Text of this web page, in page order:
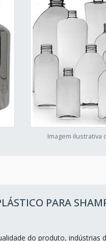
Imagem ilustrativa
PARA
do produto, indústrias